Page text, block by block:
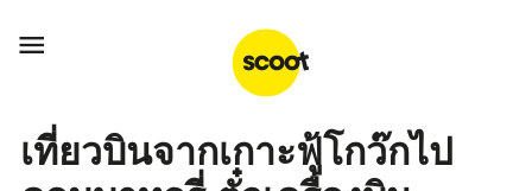

เที่ยวบินจากเกาะฟู้โกว๊กไป